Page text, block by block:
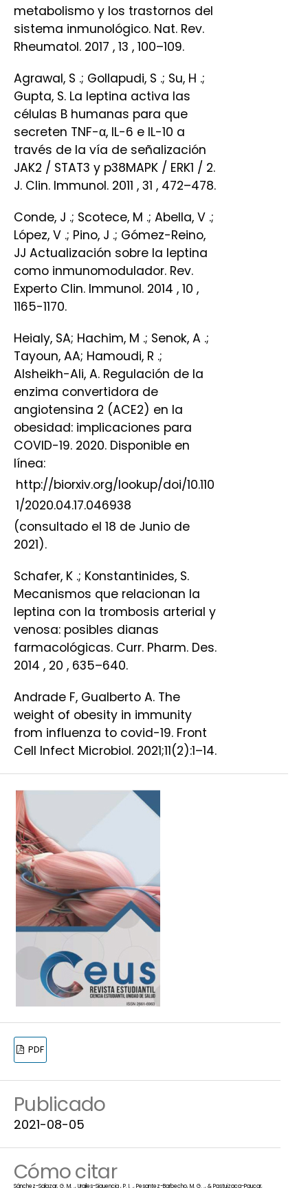
metabolismo y los trastornos del
sistema inmunológico. Nat. Rev.
Rheumatol. 2017 , 13 , 100–109.
Agrawal, S .; Gollapudi, S .; Su, H .;
Gupta, S. La leptina activa las
células B humanas para que
secreten TNF-α, IL-6 e IL-10 a
través de la vía de señalización
JAK2 / STAT3 y p38MAPK / ERK1 / 2.
J. Clin. Immunol. 2011 , 31 , 472–478.
Conde, J .; Scotece, M .; Abella, V .;
López, V .; Pino, J .; Gómez-Reino,
JJ Actualización sobre la leptina
como inmunomodulador. Rev.
Experto Clin. Immunol. 2014 , 10 ,
1165-1170.
Heialy, SA; Hachim, M .; Senok, A .;
Tayoun, AA; Hamoudi, R .;
Alsheikh-Ali, A. Regulación de la
enzima convertidora de
angiotensina 2 (ACE2) en la
obesidad: implicaciones para
COVID-19. 2020. Disponible en
línea:
http://biorxiv.org/lookup/doi/10.110
1/2020.04.17.046938
(consultado el 18 de Junio de
2021).
Schafer, K .; Konstantinides, S.
Mecanismos que relacionan la
leptina con la trombosis arterial y
venosa: posibles dianas
farmacológicas. Curr. Pharm. Des.
2014 , 20 , 635–640.
Andrade F, Gualberto A. The
weight of obesity in immunity
from influenza to covid-19. Front
Cell Infect Microbiol. 2021;11(2):1–14.
PDF
Publicado
2021-08-05
Cómo citar
Sánchez-Salazar, G. M. ., Urgiles-Siguencia , P. I. ., Pesantez-Barbecho, M. G. ., & Pastuizaca-Paucar,